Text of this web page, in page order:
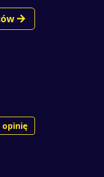
opinię